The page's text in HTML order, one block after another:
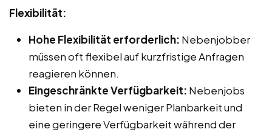
Flexibilität:
Hohe Flexibilität erforderlich: Nebenjobber
müssen oft flexibel auf kurzfristige Anfragen
reagieren können.
Eingeschränkte Verfügbarkeit: Nebenjobs
bieten in der Regel weniger Planbarkeit und
eine geringere Verfügbarkeit während der